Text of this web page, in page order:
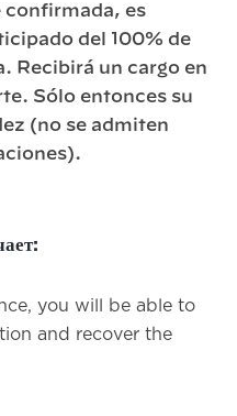
confirmada, es
del 100% de
Recibirá un cargo en
Sólo entonces su
(no se admiten
you will be able to
and recover the